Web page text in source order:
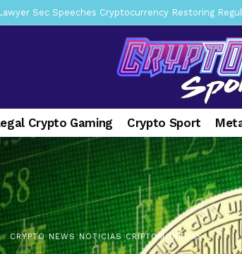
Sec Speeches Cryptocurrency Restoring
Sec News Cynthia Lummis sets Trump
Sec News Rusia envía a prisión al fundador
Sec Cryptocurrency SEC Announces
Sec News XRP price forecast ahead of
Sec News Europa pone en jaque a
Sec News XRP Ledger adoption accelerates
Crypto Gaming Crypto Sport
CRYPTO NEWS NOTICIAS CRIPTOMONEDAS